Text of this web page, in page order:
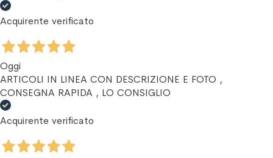
Acquirente verificato
Oggi
ARTICOLI IN LINEA CON DESCRIZIONE E FOTO ,
CONSEGNA RAPIDA , LO CONSIGLIO
Acquirente verificato